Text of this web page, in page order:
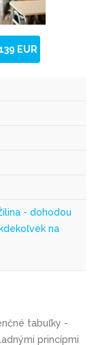
EUR
- dohodou
na
tabuľky -
princípmi